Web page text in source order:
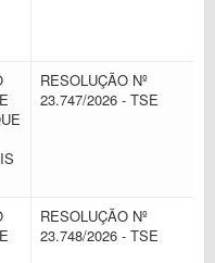
RESOLUÇÃO Nº
23.747/2026 - TSE
RESOLUÇÃO Nº
23.748/2026 - TSE